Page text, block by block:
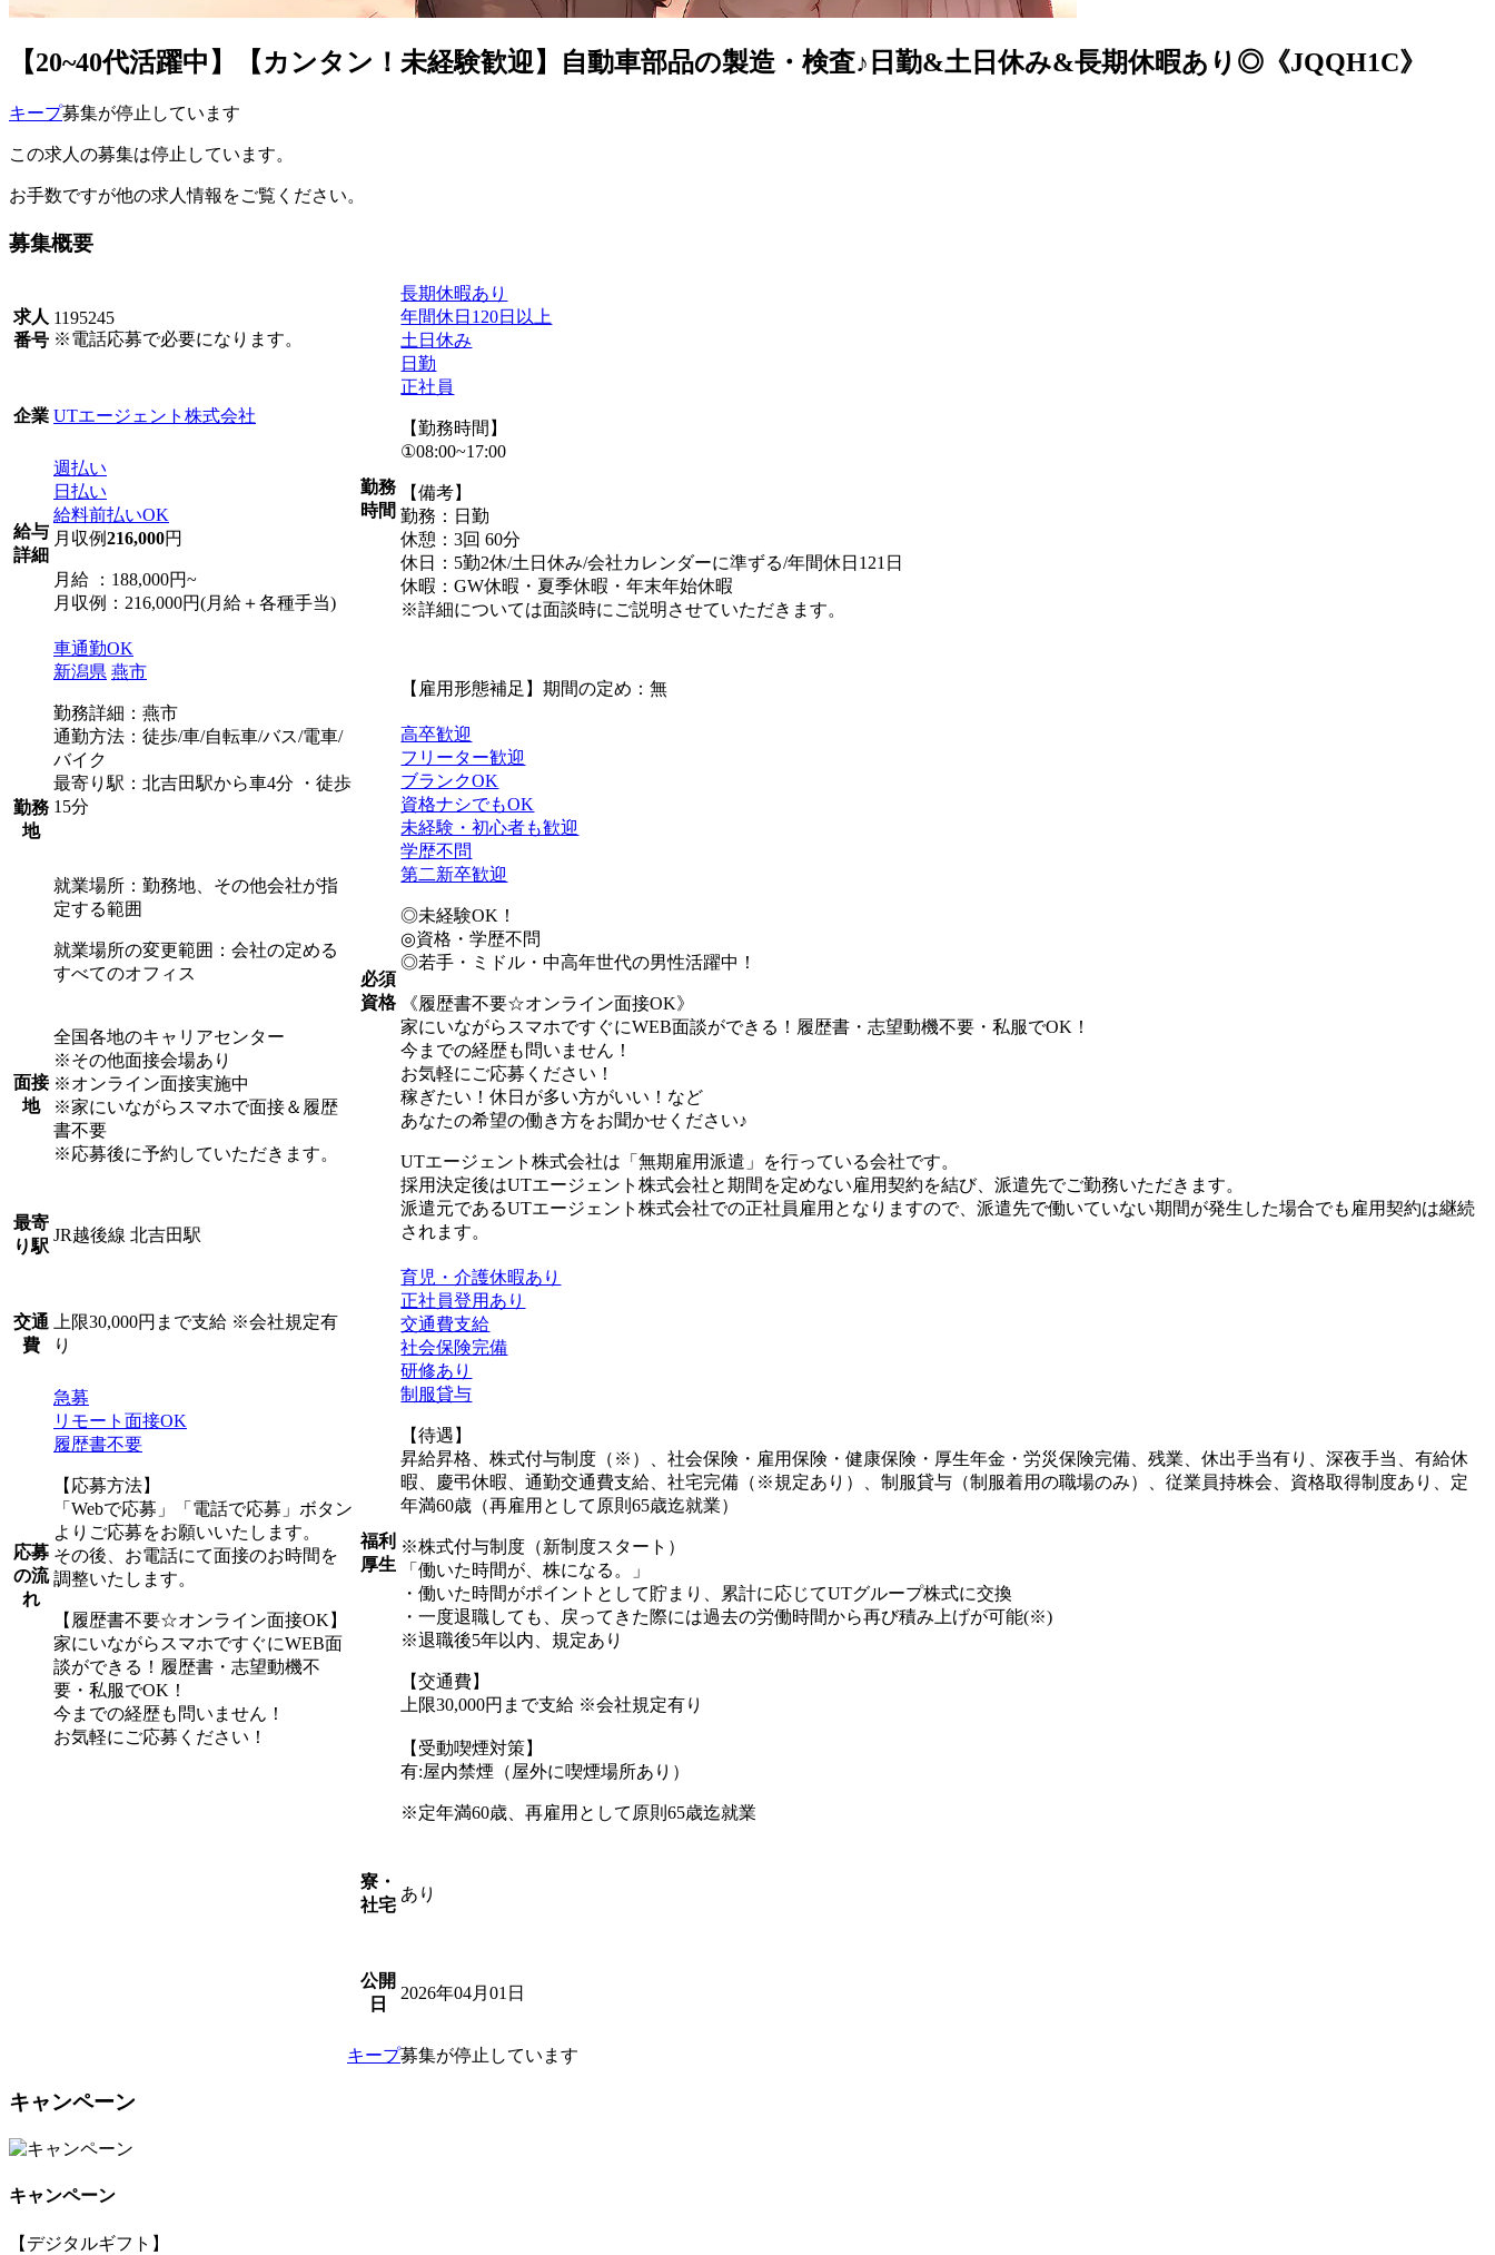
【20~40代活躍中】【カンタン！未経験歓迎】自動車部品の製造・検査♪日勤&土日休み&長期休暇あり◎《JQQH1C》
キープ募集が停止しています
この求人の募集は停止しています。
お手数ですが他の求人情報をご覧ください。
募集概要
求人
番号
1195245
※電話応募で必要になります。
企業 UTエージェント株式会社
給与
詳細
週払い
日払い
給料前払いOK
月収例216,000円
月給 ：188,000円~
月収例：216,000円(月給＋各種手当)
勤務
地
車通勤OK
新潟県 燕市
勤務詳細：燕市
通勤方法：徒歩/車/自転車/バス/電車/
バイク
最寄り駅：北吉田駅から車4分 ・徒歩
15分
就業場所：勤務地、その他会社が指
定する範囲
就業場所の変更範囲：会社の定める
すべてのオフィス
面接
地
全国各地のキャリアセンター
※その他面接会場あり
※オンライン面接実施中
※家にいながらスマホで面接＆履歴
書不要
※応募後に予約していただきます。
最寄
り駅
JR越後線 北吉田駅
交通
費
上限30,000円まで支給 ※会社規定有
り
応募
の流
れ
急募
リモート面接OK
履歴書不要
【応募方法】
「Webで応募」「電話で応募」ボタン
よりご応募をお願いいたします。
その後、お電話にて面接のお時間を
調整いたします。
【履歴書不要☆オンライン面接OK】
家にいながらスマホですぐにWEB面
談ができる！履歴書・志望動機不
要・私服でOK！
今までの経歴も問いません！
お気軽にご応募ください！
勤務
時間
長期休暇あり
年間休日120日以上
土日休み
日勤
正社員
【勤務時間】
①08:00~17:00
【備考】
勤務：日勤
休憩：3回 60分
休日：5勤2休/土日休み/会社カレンダーに準ずる/年間休日121日
休暇：GW休暇・夏季休暇・年末年始休暇
※詳細については面談時にご説明させていただきます。
【雇用形態補足】期間の定め：無
必須
資格
高卒歓迎
フリーター歓迎
ブランクOK
資格ナシでもOK
未経験・初心者も歓迎
学歴不問
第二新卒歓迎
◎未経験OK！
◎資格・学歴不問
◎若手・ミドル・中高年世代の男性活躍中！
《履歴書不要☆オンライン面接OK》
家にいながらスマホですぐにWEB面談ができる！履歴書・志望動機不要・私服でOK！
今までの経歴も問いません！
お気軽にご応募ください！
稼ぎたい！休日が多い方がいい！など
あなたの希望の働き方をお聞かせください♪
UTエージェント株式会社は「無期雇用派遣」を行っている会社です。
採用決定後はUTエージェント株式会社と期間を定めない雇用契約を結び、派遣先でご勤務いただきます。
派遣元であるUTエージェント株式会社での正社員雇用となりますので、派遣先で働いていない期間が発生した場合でも雇用契約は継続
されます。
福利
厚生
育児・介護休暇あり
正社員登用あり
交通費支給
社会保険完備
研修あり
制服貸与
【待遇】
昇給昇格、株式付与制度（※）、社会保険・雇用保険・健康保険・厚生年金・労災保険完備、残業、休出手当有り、深夜手当、有給休
暇、慶弔休暇、通勤交通費支給、社宅完備（※規定あり）、制服貸与（制服着用の職場のみ）、従業員持株会、資格取得制度あり、定
年満60歳（再雇用として原則65歳迄就業）
※株式付与制度（新制度スタート）
「働いた時間が、株になる。」
・働いた時間がポイントとして貯まり、累計に応じてUTグループ株式に交換
・一度退職しても、戻ってきた際には過去の労働時間から再び積み上げが可能(※)
※退職後5年以内、規定あり
【交通費】
上限30,000円まで支給 ※会社規定有り
【受動喫煙対策】
有:屋内禁煙（屋外に喫煙場所あり）
※定年満60歳、再雇用として原則65歳迄就業
寮・
社宅
あり
公開
日
2026年04月01日
キープ募集が停止しています
キャンペーン
キャンペーン
【デジタルギフト】